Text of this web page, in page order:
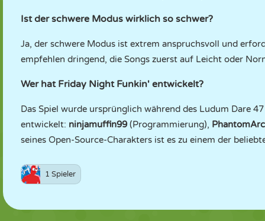
Ist der schwere Modus wirklich so schwer?
Ja, der schwere Modus ist extrem anspruchsvoll und
empfehlen dringend, die Songs zuerst auf Leicht oder
Wer hat Friday Night Funkin' entwickelt?
Das Spiel wurde ursprünglich während des Ludum Dare
entwickelt: ninjamuffin99(Programmierung),
seines Open-Source-Charakters ist es zu einem der
1 Spieler